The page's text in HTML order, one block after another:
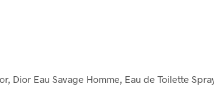
Dior Eau Savage Homme, Eau de Toilette